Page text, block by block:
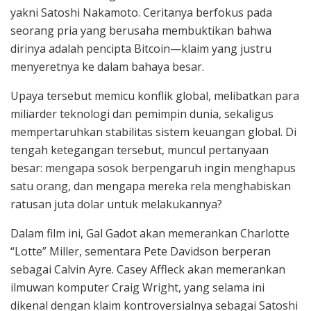
yakni Satoshi Nakamoto. Ceritanya berfokus pada
seorang pria yang berusaha membuktikan bahwa
dirinya adalah pencipta Bitcoin—klaim yang justru
menyeretnya ke dalam bahaya besar.
Upaya tersebut memicu konflik global, melibatkan para
miliarder teknologi dan pemimpin dunia, sekaligus
mempertaruhkan stabilitas sistem keuangan global. Di
tengah ketegangan tersebut, muncul pertanyaan
besar: mengapa sosok berpengaruh ingin menghapus
satu orang, dan mengapa mereka rela menghabiskan
ratusan juta dolar untuk melakukannya?
Dalam film ini, Gal Gadotakan memerankan Charlotte
“Lotte” Miller, sementara Pete Davidson berperan
sebagai Calvin Ayre. Casey Affleckakan memerankan
ilmuwan komputer Craig Wright, yang selama ini
dikenal dengan klaim kontroversialnya sebagai Satoshi